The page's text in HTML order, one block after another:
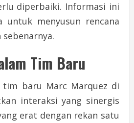
diperbaiki. Informasi ini
untuk menyusun rencana
Tim Baru
tim baru Marc Marquez di
interaksi yang sinergis
erat dengan rekan satu